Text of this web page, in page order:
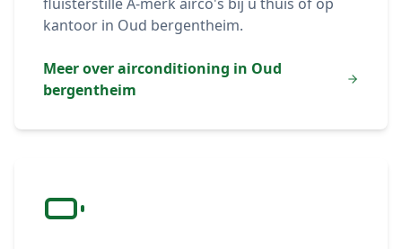
kantoor in Oud bergentheim.
Meer over airconditioning in Oud
bergentheim